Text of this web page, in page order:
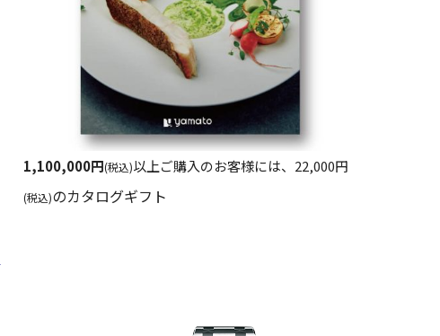
1,100,000円(税込)以上ご購入のお客様には、22,000円
(税込)のカタログギフト